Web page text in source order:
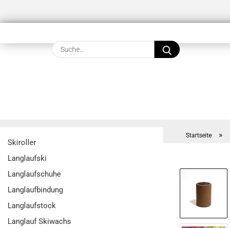
Suche...
Startseite »
Skiroller
Langlaufski
Langlaufschuhe
Langlaufbindung
Langlaufstock
Langlauf Skiwachs